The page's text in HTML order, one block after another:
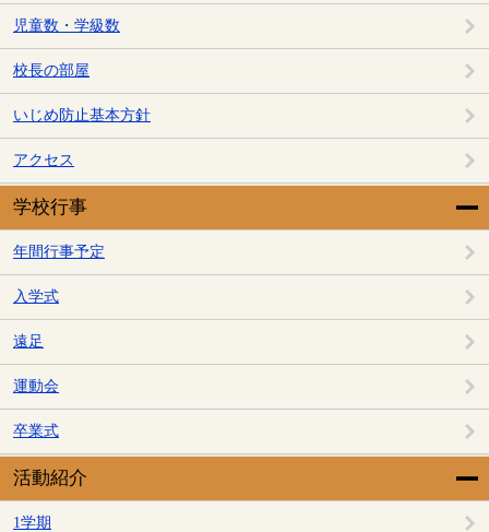
児童数・学級数
校長の部屋
いじめ防止基本方針
アクセス
学校行事
年間行事予定
入学式
遠足
運動会
卒業式
活動紹介
1学期